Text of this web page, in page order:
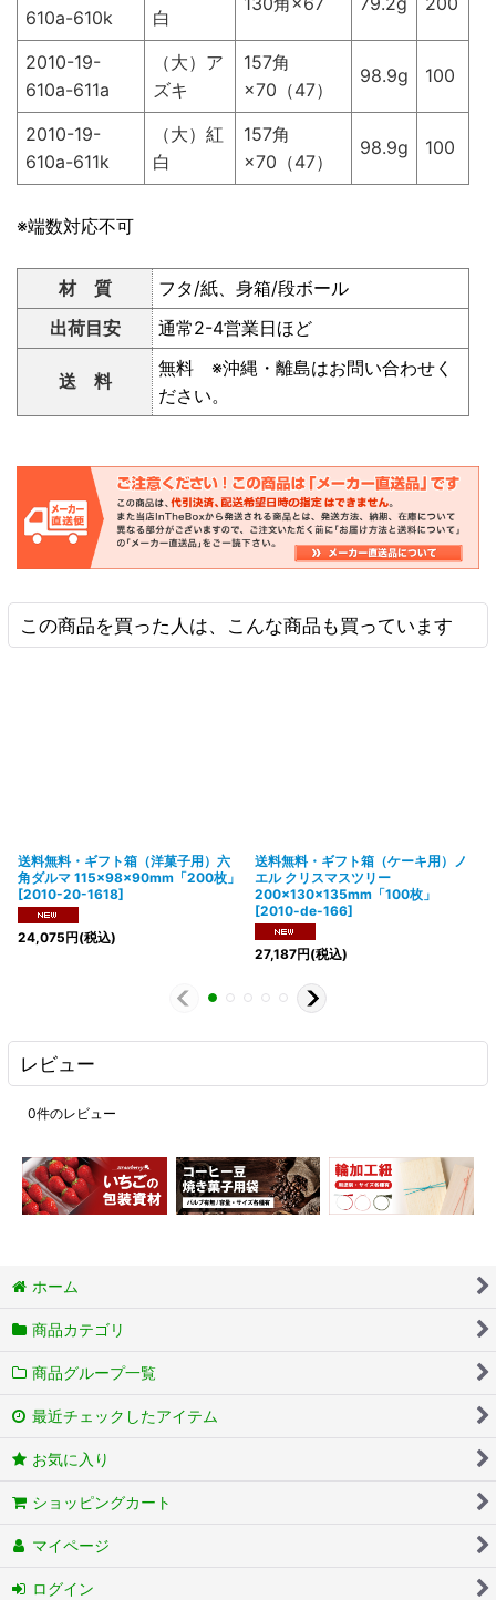
610a-610k
白
2010-19-
610a-611a
（大）ア
ズキ
157角
×70（47）
98.9g 100
2010-19-
610a-611k
（大）紅
白
157角
×70（47）
98.9g 100
※端数対応不可
材 質
フタ/紙、身箱/段ボール
出荷目安
通常2-4営業日ほど
送 料
無料 ※沖縄・離島はお問い合わせく
ださい。
この商品を買った人は、こんな商品も買っています
送料無料・ギフト箱（洋菓子用）六
角ダルマ 115×98×90mm「200枚」
[2010-20-1618]
24,075円(税込)
送料無料・ギフト箱（ケーキ用）ノ
エル クリスマスツリー
200×130×135mm「100枚」
[2010-de-166]
27,187円(税込)
レビュー
0件のレビュー
ホーム
商品カテゴリ
商品グループ一覧
最近チェックしたアイテム
お気に入り
ショッピングカート
マイページ
ログイン